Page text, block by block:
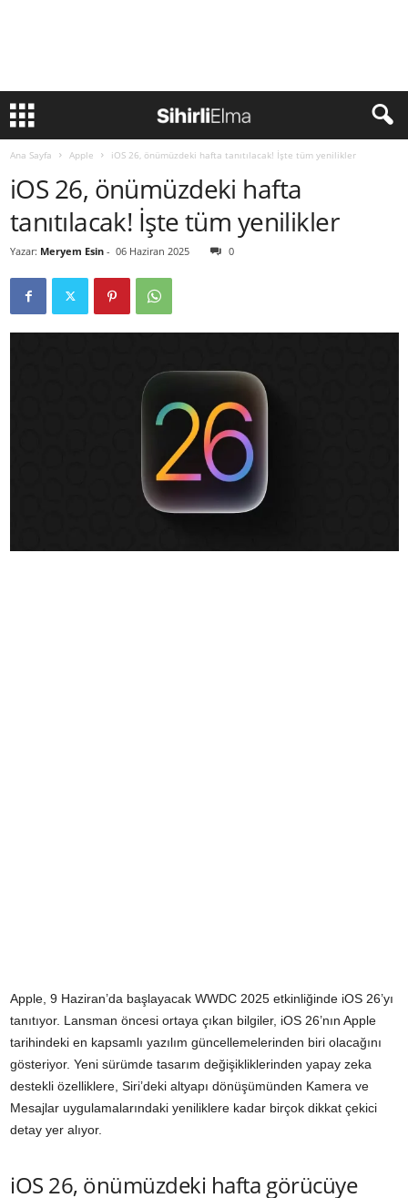
Ana Sayfa Apple iOS 26, önümüzdeki hafta tanıtılacak! İşte tüm yenilikler
iOS 26, önümüzdeki hafta
tanıtılacak! İşte tüm yenilikler
Yazar: Meryem Esin - 06 Haziran 2025 0
Apple, 9 Haziran’da başlayacak WWDC 2025 etkinliğinde iOS 26’yı
tanıtıyor. Lansman öncesi ortaya çıkan bilgiler, iOS 26’nın Apple
tarihindeki en kapsamlı yazılım güncellemelerinden biri olacağını
gösteriyor. Yeni sürümde tasarım değişikliklerinden yapay zeka
destekli özelliklere, Siri’deki altyapı dönüşümünden Kamera ve
Mesajlar uygulamalarındaki yeniliklere kadar birçok dikkat çekici
detay yer alıyor.
iOS 26, önümüzdeki hafta görücüye